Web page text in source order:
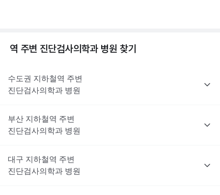
역 주변 진단검사의학과 병원 찾기
수도권 지하철역 주변
진단검사의학과 병원
부산 지하철역 주변
진단검사의학과 병원
대구 지하철역 주변
진단검사의학과 병원